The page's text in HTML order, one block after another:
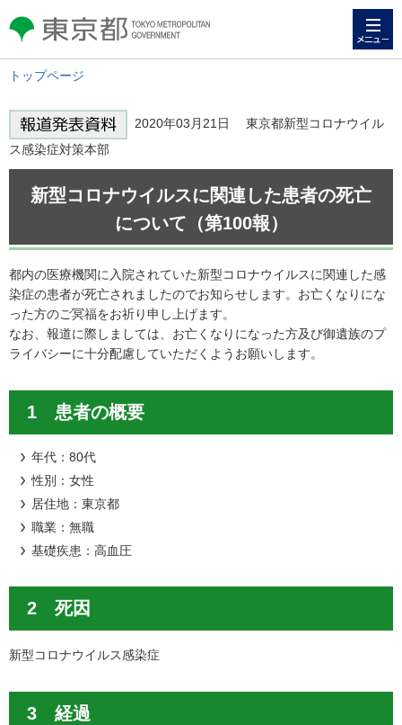
東京都 TOKYO METROPOLITAN
GOVERNMENT
トップページ
2020年03月21日 東京都新型コロナウイル
ス感染症対策本部
新型コロナウイルスに関連した患者の死亡
について（第100報）
都内の医療機関に入院されていた新型コロナウイルスに関連した感
染症の患者が死亡されましたのでお知らせします。お亡くなりにな
った方のご冥福をお祈り申し上げます。
なお、報道に際しましては、お亡くなりになった方及び御遺族のプ
ライバシーに十分配慮していただくようお願いします。
1 患者の概要
年代：80代
性別：女性
居住地：東京都
職業：無職
基礎疾患：高血圧
2 死因
新型コロナウイルス感染症
3 経過